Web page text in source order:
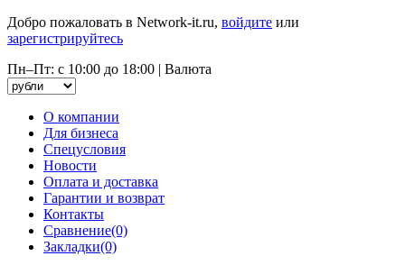
Добро пожаловать в Network-it.ru, войдите или
зарегистрируйтесь
Пн–Пт: с 10:00 до 18:00 | Валюта
О компании
Для бизнеса
Спецусловия
Новости
Оплата и доставка
Гарантии и возврат
Контакты
Сравнение(0)
Закладки(0)